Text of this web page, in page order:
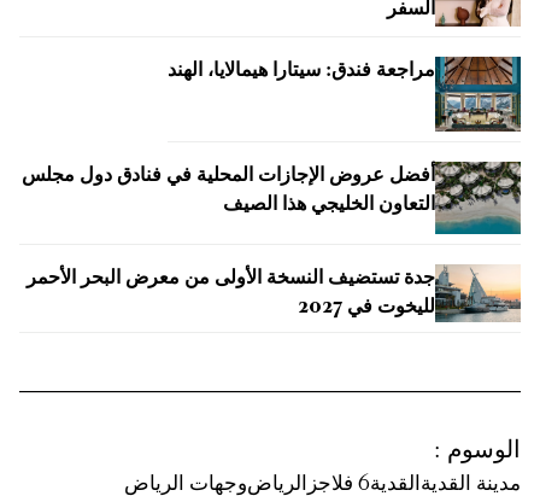
السفر
مراجعة فندق: سيتارا هيمالايا، الهند
أفضل عروض الإجازات المحلية في فنادق دول مجلس
التعاون الخليجي هذا الصيف
جدة تستضيف النسخة الأولى من معرض البحر الأحمر
لليخوت في 2027
الوسوم :
مدينة القدية القدية6 فلاجز الرياضوجهات الرياض